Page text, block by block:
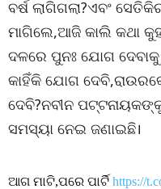
ବର୍ଷ ଲାଗିଗଲା?ଏବଂ
ମାଗିଲେ,ଆଜି କାଲି କଥା
ଦଳରେ ପୁନଃ ଯୋଗ
କାହିଁକି ଯୋଗ
ଦେବି?ନବୀନ
ସମସ୍ୟା ନେଇ ଜଣାଇଛି।
ଆଗ ମାଟି,ପରେ ପାର୍ଟି https://